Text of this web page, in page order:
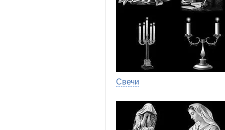
Свечи